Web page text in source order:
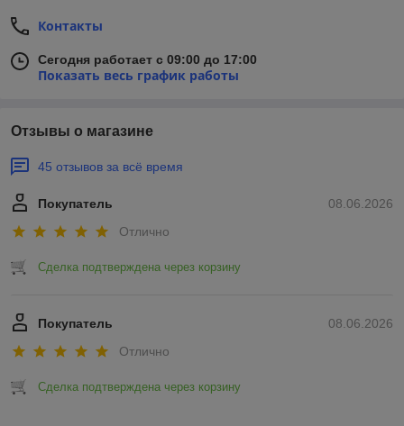
Контакты
Сегодня работает с 09:00 до 17:00
Показать весь график работы
Отзывы о магазине
45 отзывов за всё время
08.06.2026
Покупатель
Отлично
Сделка подтверждена через корзину
08.06.2026
Покупатель
Отлично
Сделка подтверждена через корзину